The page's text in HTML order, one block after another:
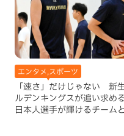
エンタメ,スポーツ
「速さ」だけじゃない 新
ルデンキングスが追い求め
日本人選手が輝けるチーム